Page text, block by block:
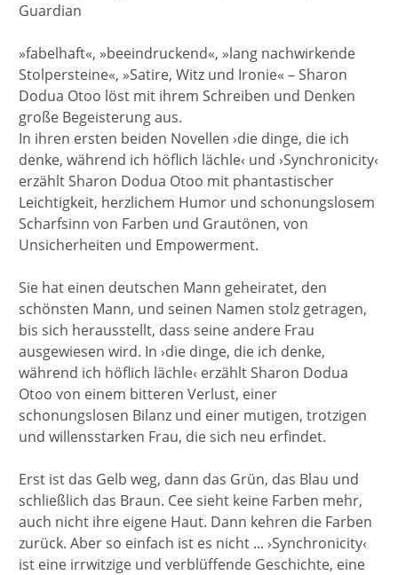
Guardian
»fabelhaft«, »beeindruckend«, »lang nachwirkende
Stolpersteine«, »Satire, Witz und Ironie« – Sharon
Dodua Otoo löst mit ihrem Schreiben und Denken
große Begeisterung aus.
In ihren ersten beiden Novellen ›die dinge, die ich
denke, während ich höflich lächle‹ und ›Synchronicity‹
erzählt Sharon Dodua Otoo mit phantastischer
Leichtigkeit, herzlichem Humor und schonungslosem
Scharfsinn von Farben und Grautönen, von
Unsicherheiten und Empowerment.
Sie hat einen deutschen Mann geheiratet, den
schönsten Mann, und seinen Namen stolz getragen,
bis sich herausstellt, dass seine andere Frau
ausgewiesen wird. In ›die dinge, die ich denke,
während ich höflich lächle‹ erzählt Sharon Dodua
Otoo von einem bitteren Verlust, einer
schonungslosen Bilanz und einer mutigen, trotzigen
und willensstarken Frau, die sich neu erfindet.
Erst ist das Gelb weg, dann das Grün, das Blau und
schließlich das Braun. Cee sieht keine Farben mehr,
auch nicht ihre eigene Haut. Dann kehren die Farben
zurück. Aber so einfach ist es nicht ... ›Synchronicity‹
ist eine irrwitzige und verblüffende Geschichte, eine